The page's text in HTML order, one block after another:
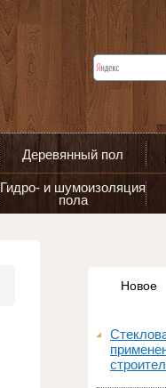
Деревянный пол
Гидро- и шумоизоляция
пола
Новое